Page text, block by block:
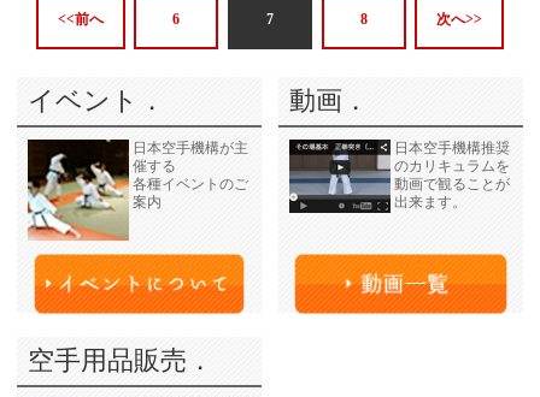
<<前へ 6 7 8 次へ>>
イベント．
日本空手機構が主
催する
各種イベントのご
案内
動画．
日本空手機構推奨
のカリキュラムを
動画で観ることが
出来ます。
空手用品販売．